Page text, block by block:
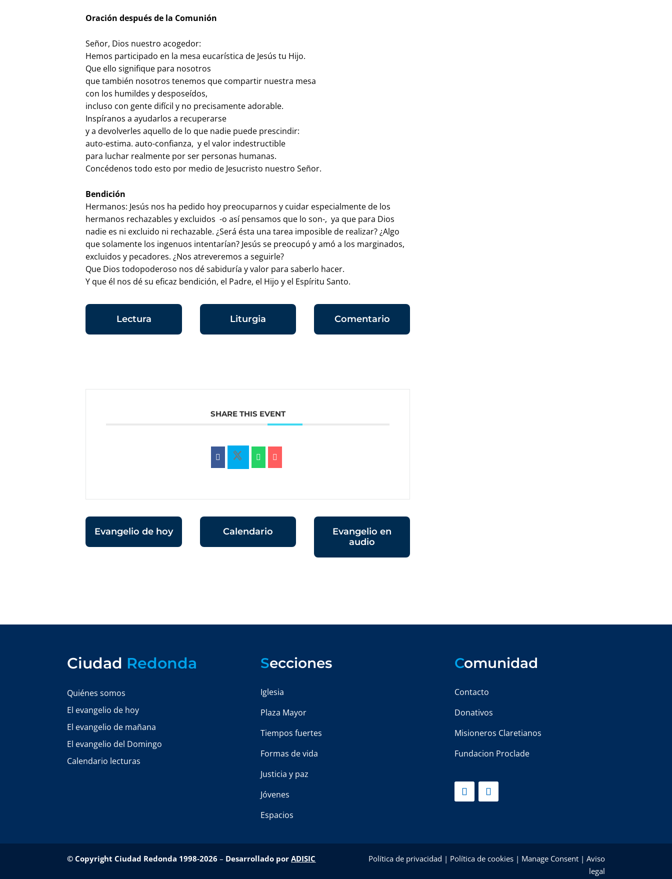
Oración después de la Comunión
Señor, Dios nuestro acogedor:
Hemos participado en la mesa eucarística de Jesús tu Hijo.
Que ello signifique para nosotros
que también nosotros tenemos que compartir nuestra mesa
con los humildes y desposeídos,
incluso con gente difícil y no precisamente adorable.
Inspíranos a ayudarlos a recuperarse
y a devolverles aquello de lo que nadie puede prescindir:
auto-estima. auto-confianza, y el valor indestructible
para luchar realmente por ser personas humanas.
Concédenos todo esto por medio de Jesucristo nuestro Señor.
Bendición
Hermanos: Jesús nos ha pedido hoy preocuparnos y cuidar especialmente de los
hermanos rechazables y excluidos -o así pensamos que lo son-, ya que para Dios
nadie es ni excluido ni rechazable. ¿Será ésta una tarea imposible de realizar? ¿Algo
que solamente los ingenuos intentarían? Jesús se preocupó y amó a los marginados,
excluidos y pecadores. ¿Nos atreveremos a seguirle?
Que Dios todopoderoso nos dé sabiduría y valor para saberlo hacer.
Y que él nos dé su eficaz bendición, el Padre, el Hijo y el Espíritu Santo.
Lectura Liturgia Comentario
SHARE THIS EVENT
Evangelio de hoy Calendario
Evangelio en
audio
Ciudad Redonda
Quiénes somos
El evangelio de hoy
El evangelio de mañana
El evangelio del Domingo
Calendario lecturas
Secciones
Iglesia
Plaza Mayor
Tiempos fuertes
Formas de vida
Justicia y paz
Jóvenes
Espacios
Comunidad
Contacto
Donativos
Misioneros Claretianos
Fundacion Proclade
© Copyright Ciudad Redonda 1998-2026 – Desarrollado porADISIC Política de privacidad | Política de cookies| Manage Consent| Aviso
legal